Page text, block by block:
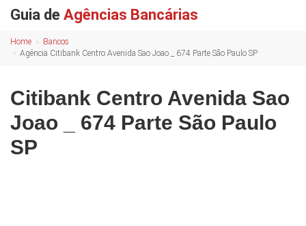
Guia de Agências Bancárias
Home
Bancos
Agência Citibank Centro Avenida Sao Joao _ 674 Parte São Paulo SP
Citibank Centro Avenida Sao
Joao _ 674 Parte São Paulo
SP